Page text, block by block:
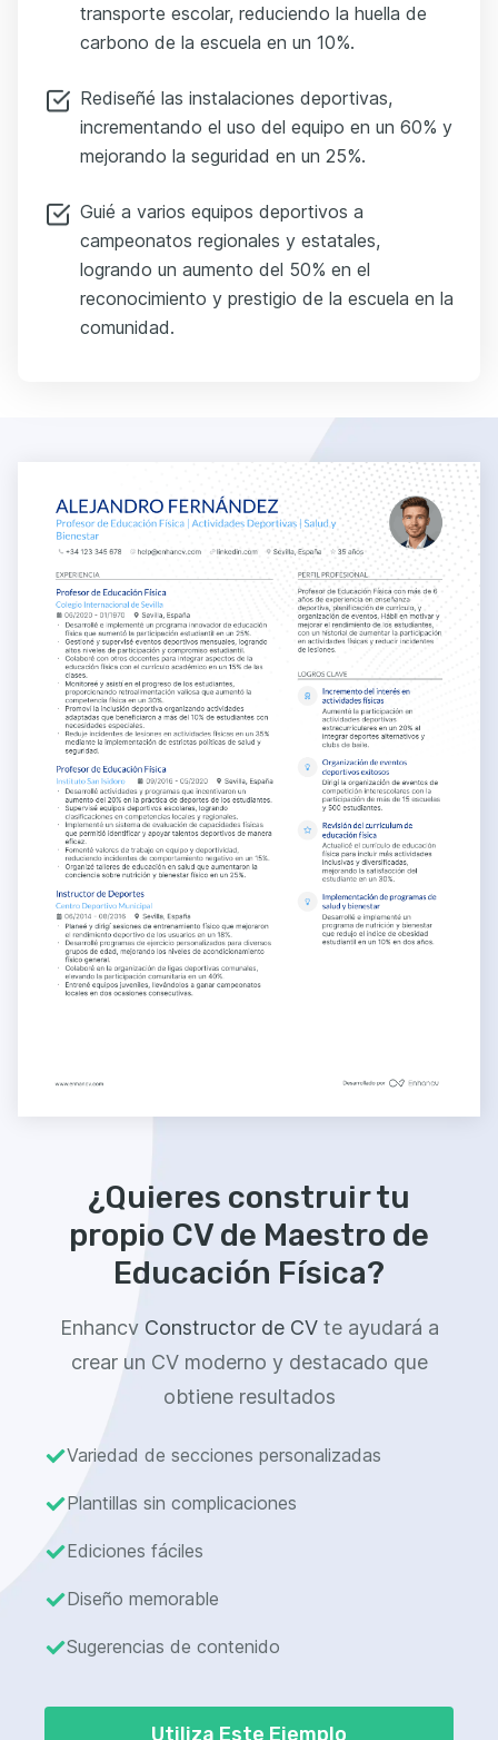
transporte escolar, reduciendo la huella de
carbono de la escuela en un 10%.
Rediseñé las instalaciones deportivas,
incrementando el uso del equipo en un 60% y
mejorando la seguridad en un 25%.
Guié a varios equipos deportivos a
campeonatos regionales y estatales,
logrando un aumento del 50% en el
reconocimiento y prestigio de la escuela en la
comunidad.
¿Quieres construir tu
propio CV de Maestro de
Educación Física?
Enhancv Constructor de CV te ayudará a
crear un CV moderno y destacado que
obtiene resultados
Variedad de secciones personalizadas
Plantillas sin complicaciones
Ediciones fáciles
Diseño memorable
Sugerencias de contenido
Utiliza Este Ejemplo